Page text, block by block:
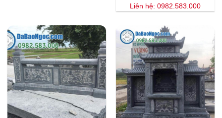
Liên hệ: 0982.583.000